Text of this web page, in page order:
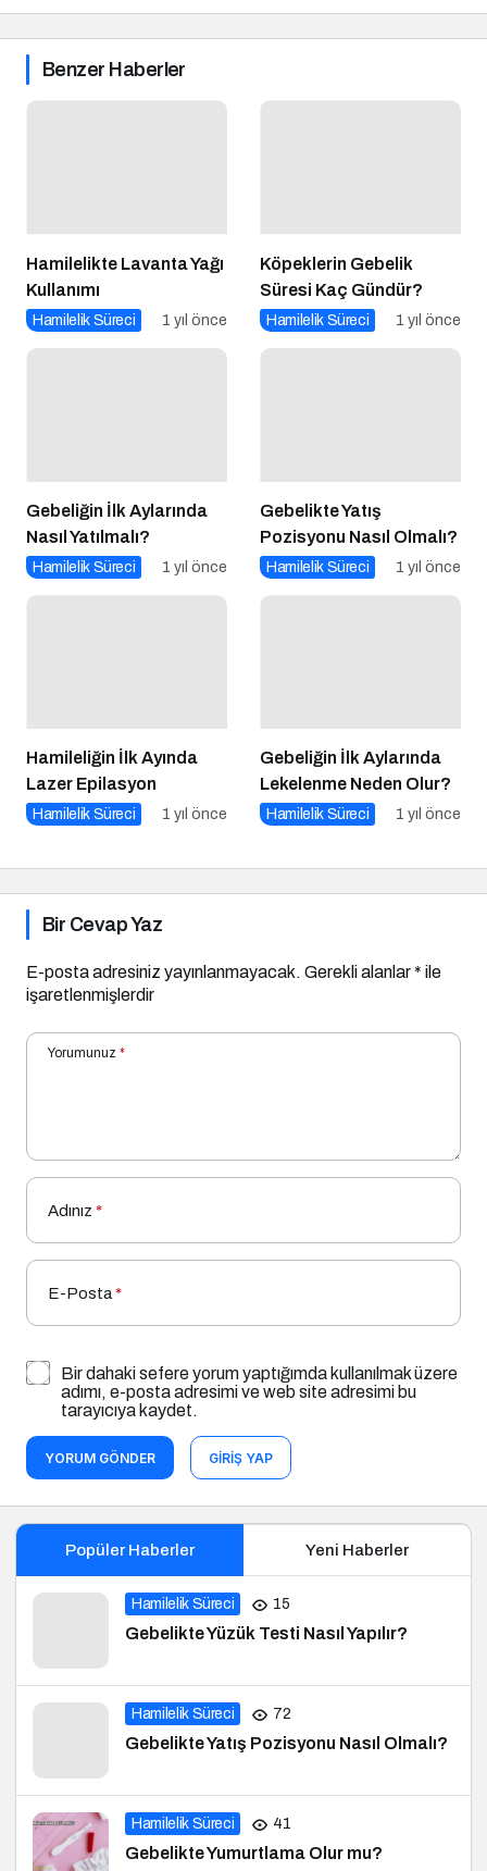
Benzer Haberler
Hamilelikte Lavanta Yağı
Kullanımı
Hamilelik Süreci
Köpeklerin Gebelik
Süresi Kaç Gündür?
Hamilelik Süreci 1 yıl önce
Gebeliğin İlk Aylarında
Nasıl Yatılmalı?
Hamilelik Süreci
Gebelikte Yatış
Pozisyonu Nasıl Olmalı?
Hamilelik Süreci 1 yıl önce
Hamileliğin İlk Ayında
Lazer Epilasyon
Hamilelik Süreci
Gebeliğin İlk Aylarında
Lekelenme Neden Olur?
Hamilelik Süreci 1 yıl önce
Bir Cevap Yaz
işaretlenmişlerdir
Yorumunuz*
adımı, e-posta adresimi ve web site adresimi bu
tarayıcıya kaydet.
YORUM GÖNDER GIRIŞ YAP
Popüler Haberler Yeni Haberler
Hamilelik Süreci 15
Gebelikte Yüzük Testi Nasıl Yapılır?
Hamilelik Süreci 72
Gebelikte Yatış Pozisyonu Nasıl Olmalı?
Hamilelik Süreci 41
Gebelikte Yumurtlama Olur mu?